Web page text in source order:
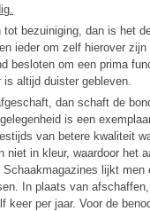
bezuiniging, dan is het
ieder om zelf hierover
besloten om een prima
altijd duister gebleven.
dan schaft de
is een
van betere kwaliteit
in kleur, waardoor het
lijkt
In plaats van
keer per jaar. Voor de